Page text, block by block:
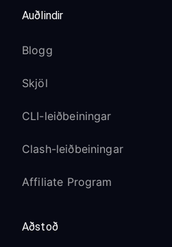
Auðlindir
Blogg
Skjöl
CLI-leiðbeiningar
Clash-leiðbeiningar
Affiliate Program
Aðstoð